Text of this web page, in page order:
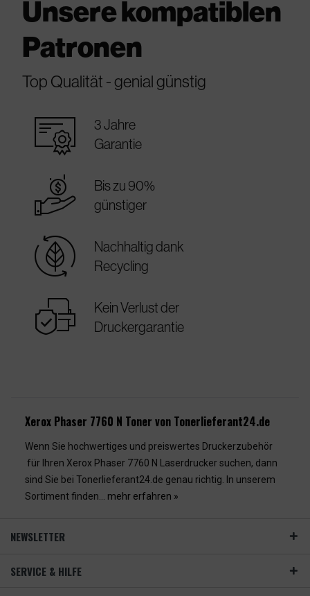
Unsere kompatiblen
Patronen
Top Qualität - genial günstig
warranty_certificate
3 Jahre
Garantie
best_price
Bis zu 90%
günstiger
sustainable
Nachhaltig dank
Recycling
warranty
Kein Verlust der
Druckergarantie
Xerox Phaser 7760 N Toner von Tonerlieferant24.de
Wenn Sie hochwertiges und preiswertes Druckerzubehör
für Ihren Xerox Phaser 7760 N Laserdrucker suchen, dann
sind Sie bei Tonerlieferant24.de genau richtig. In unserem
Sortiment finden... mehr erfahren »
NEWSLETTER
SERVICE & HILFE